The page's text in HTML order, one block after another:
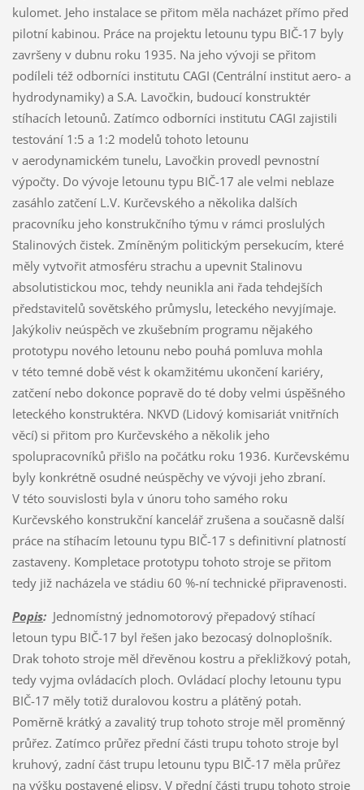
kulomet. Jeho instalace se přitom měla nacházet přímo před
pilotní kabinou. Práce na projektu letounu typu BIČ-17 byly
završeny v dubnu roku 1935. Na jeho vývoji se přitom
podíleli též odborníci institutu CAGI (Centrální institut aero- a
hydrodynamiky) a S.A. Lavočkin, budoucí konstruktér
stíhacích letounů. Zatímco odborníci institutu CAGI zajistili
testování 1:5 a 1:2 modelů tohoto letounu
v aerodynamickém tunelu, Lavočkin provedl pevnostní
výpočty. Do vývoje letounu typu BIČ-17 ale velmi neblaze
zasáhlo zatčení L.V. Kurčevského a několika dalších
pracovníku jeho konstrukčního týmu v rámci proslulých
Stalinových čistek. Zmíněným politickým persekucím, které
měly vytvořit atmosféru strachu a upevnit Stalinovu
absolutistickou moc, tehdy neunikla ani řada tehdejších
představitelů sovětského průmyslu, leteckého nevyjímaje.
Jakýkoliv neúspěch ve zkušebním programu nějakého
prototypu nového letounu nebo pouhá pomluva mohla
v této temné době vést k okamžitému ukončení kariéry,
zatčení nebo dokonce popravě do té doby velmi úspěšného
leteckého konstruktéra. NKVD (Lidový komisariát vnitřních
věcí) si přitom pro Kurčevského a několik jeho
spolupracovníků přišlo na počátku roku 1936. Kurčevskému
byly konkrétně osudné neúspěchy ve vývoji jeho zbraní.
V této souvislosti byla v únoru toho samého roku
Kurčevského konstrukční kancelář zrušena a současně další
práce na stíhacím letounu typu BIČ-17 s definitivní platností
zastaveny. Kompletace prototypu tohoto stroje se přitom
tedy již nacházela ve stádiu 60 %-ní technické připravenosti.
Popis:Jednomístný jednomotorový přepadový stíhací
letoun typu BIČ-17 byl řešen jako bezocasý dolnoplošník.
Drak tohoto stroje měl dřevěnou kostru a překližkový potah,
tedy vyjma ovládacích ploch. Ovládací plochy letounu typu
BIČ-17 měly totiž duralovou kostru a plátěný potah.
Poměrně krátký a zavalitý trup tohoto stroje měl proměnný
průřez. Zatímco průřez přední části trupu tohoto stroje byl
kruhový, zadní část trupu letounu typu BIČ-17 měla průřez
na výšku postavené elipsy. V přední části trupu tohoto stroje